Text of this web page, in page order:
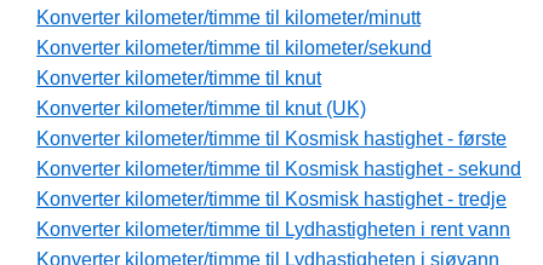
Konverter kilometer/timme til kilometer/minutt
Konverter kilometer/timme til kilometer/sekund
Konverter kilometer/timme til knut
Konverter kilometer/timme til knut (UK)
Konverter kilometer/timme til Kosmisk hastighet - første
Konverter kilometer/timme til Kosmisk hastighet - sekund
Konverter kilometer/timme til Kosmisk hastighet - tredje
Konverter kilometer/timme til Lydhastigheten i rent vann
Konverter kilometer/timme til Lydhastigheten i sjøvann